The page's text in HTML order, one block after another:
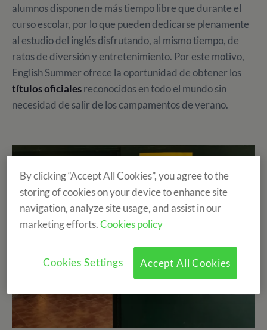
alumnos disponen de más tiempo libre que durante el
curso escolar, por lo que pueden dedicarse plenamente
al estudio del inglés disfrutando, al mismo tiempo, de
ratos de diversión y entretenimiento. Por este motivo,
English Summer ofrece la oportunidad de obtener los
títulos oficialesreconocidos en todo el mundo sin
necesidad de salir de los campamentos de verano.
By clicking “Accept All Cookies”, you agree to the
storing of cookies on your device to enhance site
navigation, analyze site usage, and assist in our
marketing efforts.Cookies policy
Accept All Cookies
Cookies Settings